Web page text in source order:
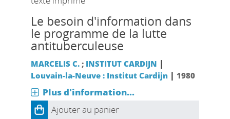
Le besoin d'information dans
le programme de la lutte
antituberculeuse
MARCELIS C.; INSTITUT CARDIJN |
Louvain-la-Neuve : Institut Cardijn | 1980
Plus d'information...
Ajouter au panier